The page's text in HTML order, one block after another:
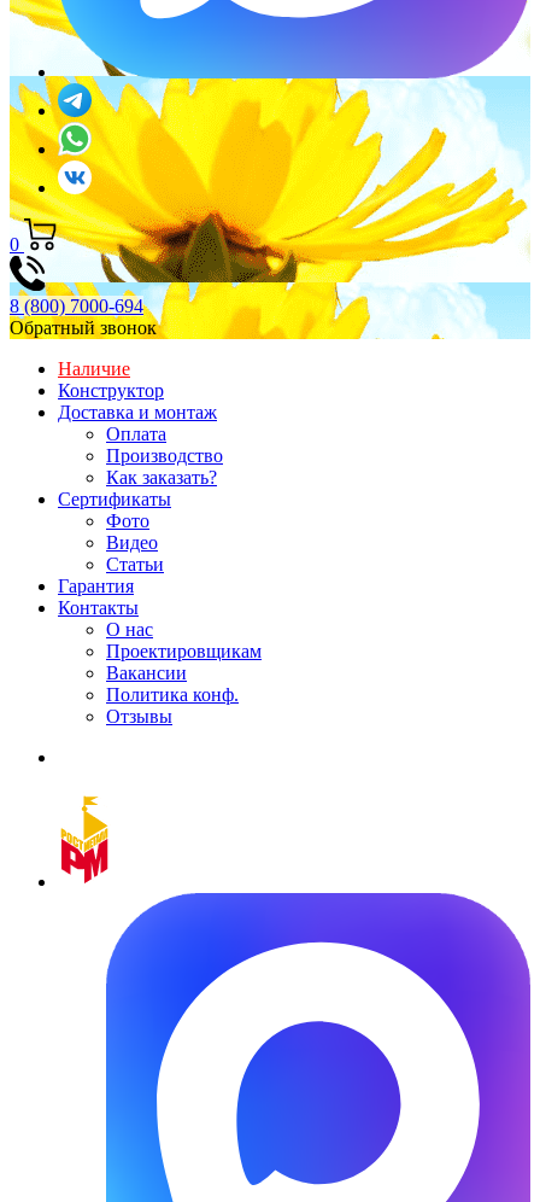
0
8 (800) 7000-694
Обратный звонок
Наличие
Конструктор
Доставка и монтаж
Оплата
Производство
Как заказать?
Сертификаты
Фото
Видео
Статьи
Гарантия
Контакты
О нас
Проектировщикам
Вакансии
Политика конф.
Отзывы